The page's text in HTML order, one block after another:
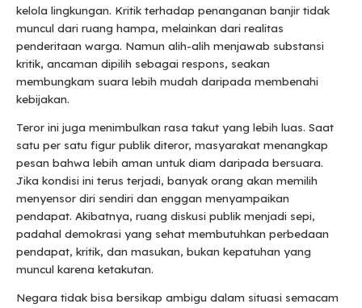
kelola lingkungan. Kritik terhadap penanganan banjir tidak
muncul dari ruang hampa, melainkan dari realitas
penderitaan warga. Namun alih-alih menjawab substansi
kritik, ancaman dipilih sebagai respons, seakan
membungkam suara lebih mudah daripada membenahi
kebijakan.
Teror ini juga menimbulkan rasa takut yang lebih luas. Saat
satu per satu figur publik diteror, masyarakat menangkap
pesan bahwa lebih aman untuk diam daripada bersuara.
Jika kondisi ini terus terjadi, banyak orang akan memilih
menyensor diri sendiri dan enggan menyampaikan
pendapat. Akibatnya, ruang diskusi publik menjadi sepi,
padahal demokrasi yang sehat membutuhkan perbedaan
pendapat, kritik, dan masukan, bukan kepatuhan yang
muncul karena ketakutan.
Negara tidak bisa bersikap ambigu dalam situasi semacam